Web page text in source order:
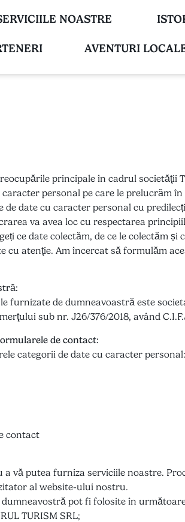
NOASTRE
AVENTURI
principale în cadrul societăţii
personal pe care le prelucrăm
date cu caracter personal cu
va avea loc cu respectarea
ce date colectăm, de ce le colectăm și
cu atenţie. Am încercat să formulăm
de dumneavoastră este
sub nr. J26/376/2018, având
de contact:
categorii de date cu caracter personal:
contact
vă putea furniza serviciile noastre.
al website-ului nostru.
dumneavostră pot fi folosite în
TURISM SRL;